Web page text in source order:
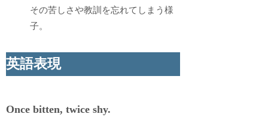
その苦しさや教訓を忘れてしまう様
子。
英語表現
Once bitten, twice shy.